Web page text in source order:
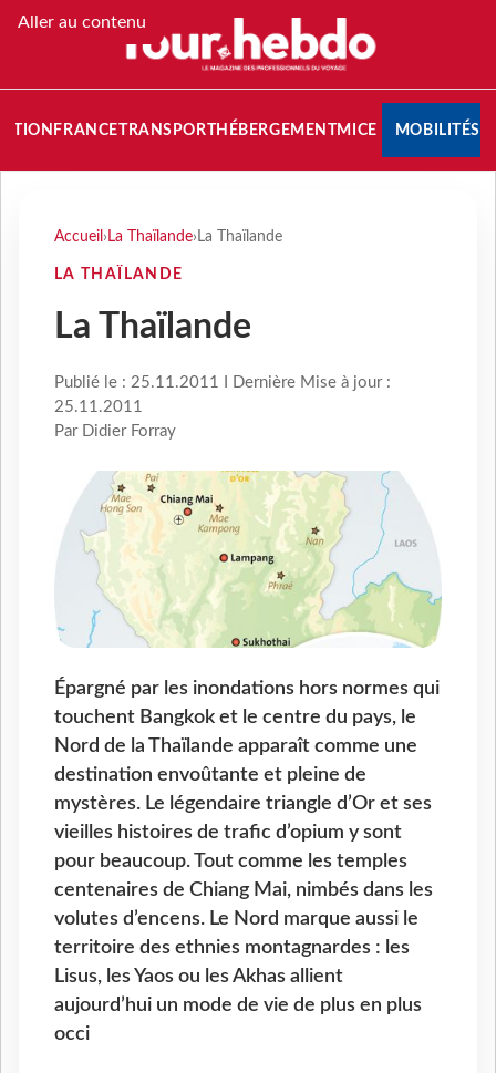
Aller au contenu
FRANCETRANSPORT HÉBERGEMENTMICE MOBILITÉS
Accueil › La Thaïlande› La Thaïlande
LA THAÏLANDE
La Thaïlande
Publié le : 25.11.2011 I Dernière Mise à jour :
25.11.2011
Par Didier Forray
Épargné par les inondations hors normes qui
touchent Bangkok et le centre du pays, le
Nord de la Thaïlande apparaît comme une
destination envoûtante et pleine de
mystères. Le légendaire triangle d’Or et ses
vieilles histoires de trafic d’opium y sont
pour beaucoup. Tout comme les temples
centenaires de Chiang Mai, nimbés dans les
volutes d’encens. Le Nord marque aussi le
territoire des ethnies montagnardes : les
Lisus, les Yaos ou les Akhas allient
aujourd’hui un mode de vie de plus en plus
occi